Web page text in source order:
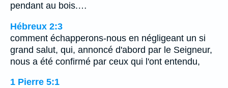
pendant au bois.…
Hébreux 2:3
comment échapperons-nous en négligeant un si
grand salut, qui, annoncé d'abord par le Seigneur,
nous a été confirmé par ceux qui l'ont entendu,
1 Pierre 5:1